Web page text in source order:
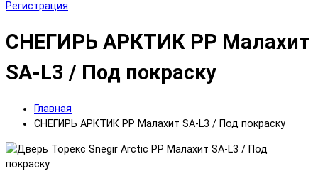
Регистрация
СНЕГИРЬ АРКТИК PP Малахит
SA-L3 / Под покраску
Главная
СНЕГИРЬ АРКТИК PP Малахит SA-L3 / Под покраску